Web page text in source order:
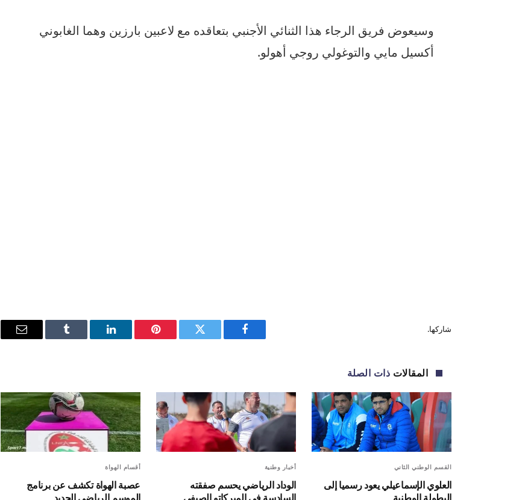
وسيعوض فريق الرجاء هذا الثنائي الأجنبي بتعاقده مع لاعبين بارزين وهما الغابوني
أكسيل مايي والتوغولي روجي أهولو.
شاركها.
فيسبوك
تويتر بينتيريستلينكدإن Tumblr
البريد
المقالات ذات الصلة
القسم الوطني الثاني
العلوي الإسماعيلي يعود رسميا إلى
أخبار وطنية
الوداد الرياضي يحسم صفقته
أقسام الهواة
عصبة الهواة تكشف عن برنامج